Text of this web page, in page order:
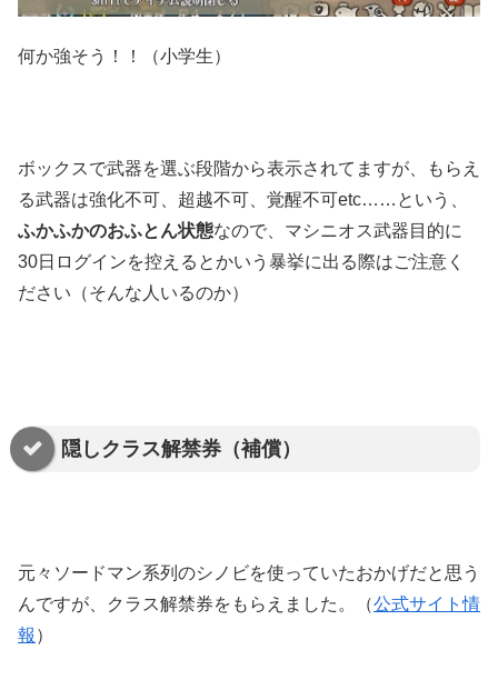
何か強そう！！（小学生）
ボックスで武器を選ぶ段階から表示されてますが、もらえ
る武器は強化不可、超越不可、覚醒不可etc……という、
ふかふかのおふとん状態なので、マシニオス武器目的に
30日ログインを控えるとかいう暴挙に出る際はご注意く
ださい（そんな人いるのか）
隠しクラス解禁券（補償）
元々ソードマン系列のシノビを使っていたおかげだと思う
んですが、クラス解禁券をもらえました。（公式サイト情
報 ）